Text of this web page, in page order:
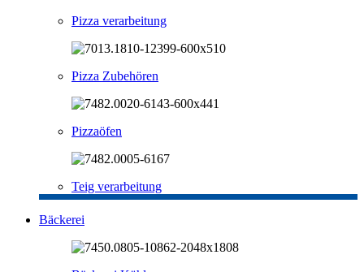
Pizza verarbeitung
Pizza Zubehören
Pizzaöfen
Teig verarbeitung
Bäckerei